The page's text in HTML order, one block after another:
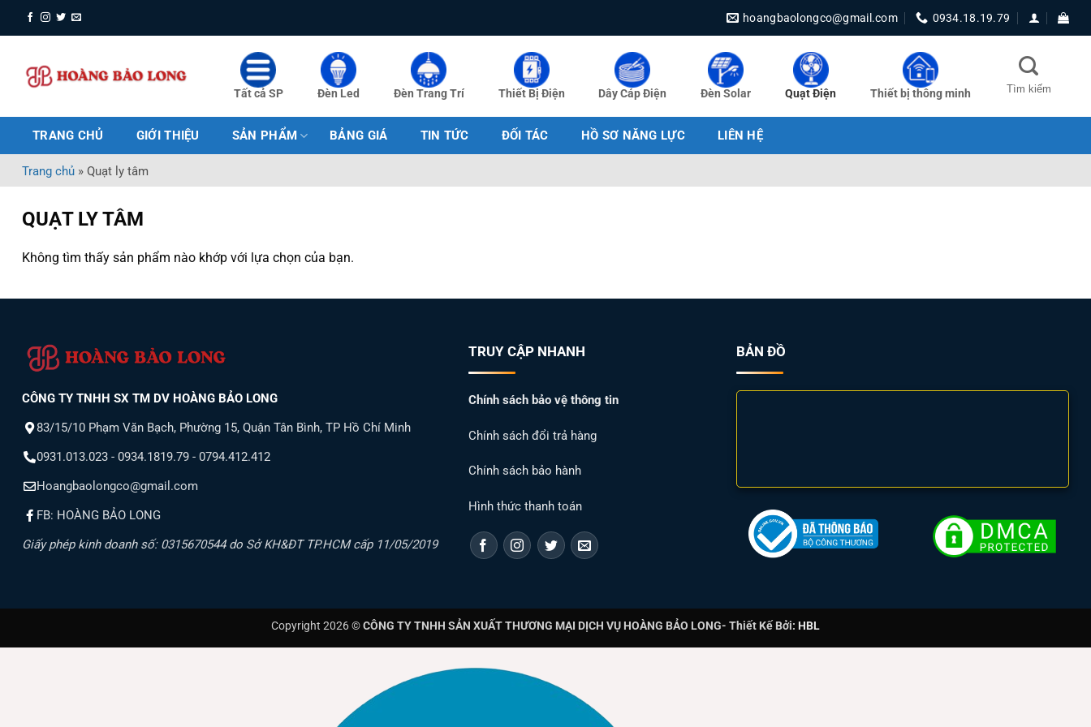
dung
hoangbaolongco@gmail.com 0934.18.19.79
Tất cả SP Đèn Led Đèn Trang Trí Thiết Bị Điện Dây Cáp Điện Đèn Solar Quạt Điện Thiết bị thông minh
TRANG CHỦ GIỚI THIỆU SẢN PHẨM BẢNG GIÁ TIN TỨC ĐỐI TÁC HỒ SƠ NĂNG LỰC LIÊN HỆ
Trang chủ » Quạt ly tâm
QUẠT LY TÂM
Không tìm thấy sản phẩm nào khớp với lựa chọn của bạn.
CÔNG TY TNHH SX TM DV HOÀNG BẢO LONG
83/15/10 Phạm Văn Bạch, Phường 15, Quận Tân Bình, TP Hồ Chí Minh
0931.013.023 - 0934.1819.79 - 0794.412.412
Hoangbaolongco@gmail.com
FB: HOÀNG BẢO LONG
Giấy phép kinh doanh số: 0315670544 do Sở KH&ĐT TP.HCM cấp 11/05/2019
TRUY CẬP NHANH
Chính sách bảo vệ thông tin
Chính sách đổi trả hàng
Chính sách bảo hành
Hình thức thanh toán
BẢN ĐỒ
Copyright 2026 ©CÔNG TY TNHH SẢN XUẤT THƯƠNG MẠI DỊCH VỤ HOÀNG BẢO LONG- Thiết Kế Bởi: HBL